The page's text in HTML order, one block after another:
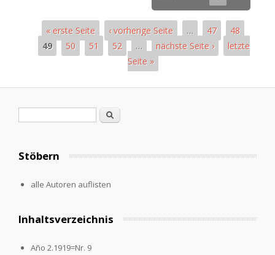
« erste Seite ‹ vorherige Seite … 47
48
49
50 51 52 … nächste Seite ›
letzte
Seite »
Search
Stöbern
alle Autoren auflisten
Inhaltsverzeichnis
Año 2.1919=Nr. 9